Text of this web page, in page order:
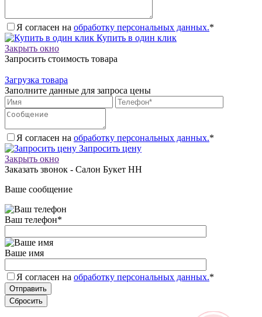
Я согласен на обработку персональных данных.*
Купить в один клик
Закрыть окно
Запросить стоимость товара
Загрузка товара
Заполните данные для запроса цены
Я согласен на обработку персональных данных.*
Запросить цену
Закрыть окно
Заказать звонок - Салон Букет НН
Ваше сообщение
Ваш телефон*
Ваше имя
Я согласен на обработку персональных данных.*